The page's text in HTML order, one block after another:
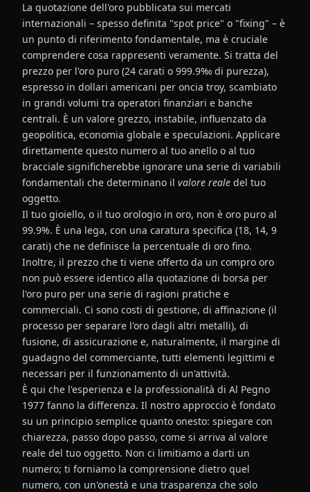
La quotazione dell'oro pubblicata sui mercati
internazionali – spesso definita "spot price" o "fixing" – è
un punto di riferimento fondamentale, ma è cruciale
comprendere cosa rappresenti veramente. Si tratta del
prezzo per l'oro puro (24 carati o 999.9‰ di purezza),
espresso in dollari americani per oncia troy, scambiato
in grandi volumi tra operatori finanziari e banche
centrali. È un valore grezzo, instabile, influenzato da
geopolitica, economia globale e speculazioni. Applicare
direttamente questo numero al tuo anello o al tuo
bracciale significherebbe ignorare una serie di variabili
fondamentali che determinano il valore reale del tuo
oggetto.
Il tuo gioiello, o il tuo orologio in oro, non è oro puro al
99.9%. È una lega, con una caratura specifica (18, 14, 9
carati) che ne definisce la percentuale di oro fino.
Inoltre, il prezzo che ti viene offerto da un compro oro
non può essere identico alla quotazione di borsa per
l'oro puro per una serie di ragioni pratiche e
commerciali. Ci sono costi di gestione, di affinazione (il
processo per separare l'oro dagli altri metalli), di
fusione, di assicurazione e, naturalmente, il margine di
guadagno del commerciante, tutti elementi legittimi e
necessari per il funzionamento di un'attività.
È qui che l'esperienza e la professionalità di Al Pegno
1977 fanno la differenza. Il nostro approccio è fondato
su un principio semplice quanto onesto: spiegare con
chiarezza, passo dopo passo, come si arriva al valore
reale del tuo oggetto. Non ci limitiamo a darti un
numero; ti forniamo la comprensione dietro quel
numero, con un'onestà e una trasparenza che solo